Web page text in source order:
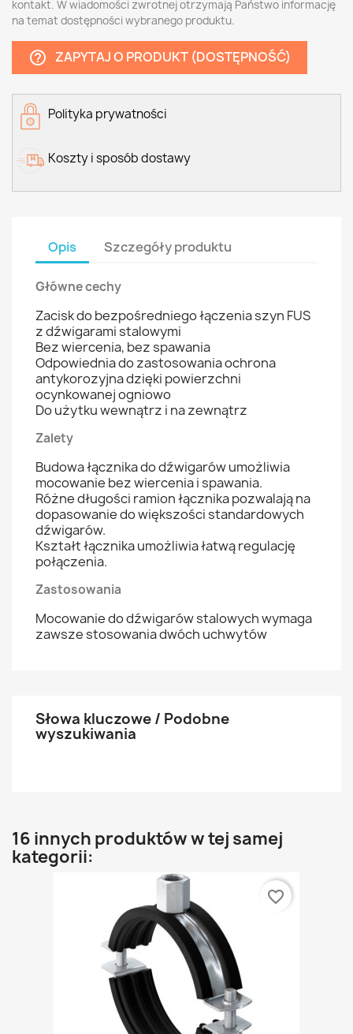
kontakt. W wiadomości zwrotnej otrzymają Państwo informację
na temat dostępności wybranego produktu.
help_outline ZAPYTAJ O PRODUKT (DOSTĘPNOŚĆ)
Polityka prywatności
Koszty i sposób dostawy
Opis Szczegóły produktu
Główne cechy
Zacisk do bezpośredniego łączenia szyn FUS
z dźwigarami stalowymi
Bez wiercenia, bez spawania
Odpowiednia do zastosowania ochrona
antykorozyjna dzięki powierzchni
ocynkowanej ogniowo
Do użytku wewnątrz i na zewnątrz
Zalety
Budowa łącznika do dźwigarów umożliwia
mocowanie bez wiercenia i spawania.
Różne długości ramion łącznika pozwalają na
dopasowanie do większości standardowych
dźwigarów.
Kształt łącznika umożliwia łatwą regulację
połączenia.
Zastosowania
Mocowanie do dźwigarów stalowych wymaga
zawsze stosowania dwóch uchwytów
Słowa kluczowe / Podobne
wyszukiwania
16 innych produktów w tej samej
kategorii:
favorite_border